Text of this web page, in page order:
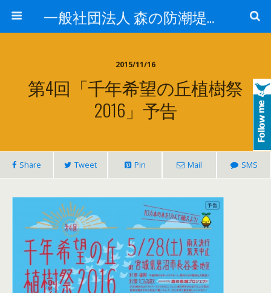
一般社団法人 森の防潮堤協会
2015/11/16
第4回「千年希望の丘植樹祭
2016」予告
Share Tweet Pin Mail SMS